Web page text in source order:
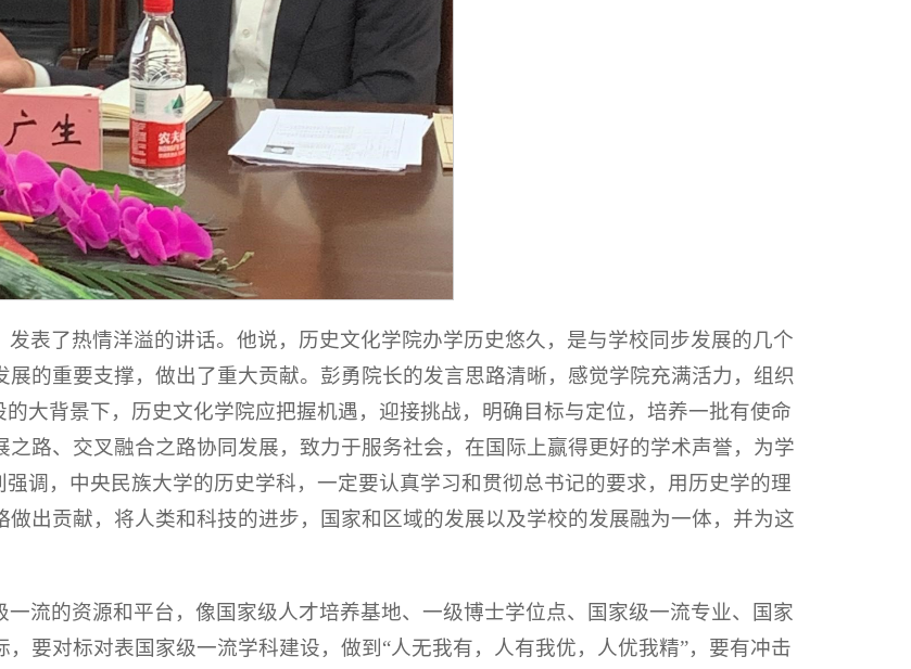
表了热情洋溢的讲话。他说，历史文化学院办学历史悠久，是与学校同步发展的几个
的重要支撑，做出了重大贡献。彭勇院长的发言思路清晰，感觉学院充满活力，组织
大背景下，历史文化学院应把握机遇，迎接挑战，明确目标与定位，培养一批有使命
路、交叉融合之路协同发展，致力于服务社会，在国际上赢得更好的学术声誉，为学
调，中央民族大学的历史学科，一定要认真学习和贯彻总书记的要求，用历史学的理
出贡献，将人类和科技的进步，国家和区域的发展以及学校的发展融为一体，并为这
流的资源和平台，像国家级人才培养基地、一级博士学位点、国家级一流专业、国家
要对标对表国家级一流学科建设，做到“人无我有，人有我优，人优我精”，要有冲击